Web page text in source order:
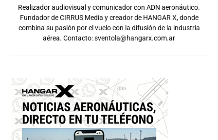
Realizador audiovisual y comunicador con ADN aeronáutico.
Fundador de CIRRUS Media y creador de HANGAR X, donde
combina su pasión por el vuelo con la difusión de la industria
aérea. Contacto:sventola@hangarx.com.ar